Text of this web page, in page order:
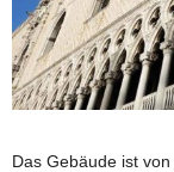
Das Gebäude ist von